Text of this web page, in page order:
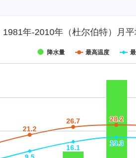
1981年-2010年（杜尔伯特）月
21.2
21.2
26.7
26.7 28.2
28.2
16.1
16.1
19.3
19.3
降水量 最高温度